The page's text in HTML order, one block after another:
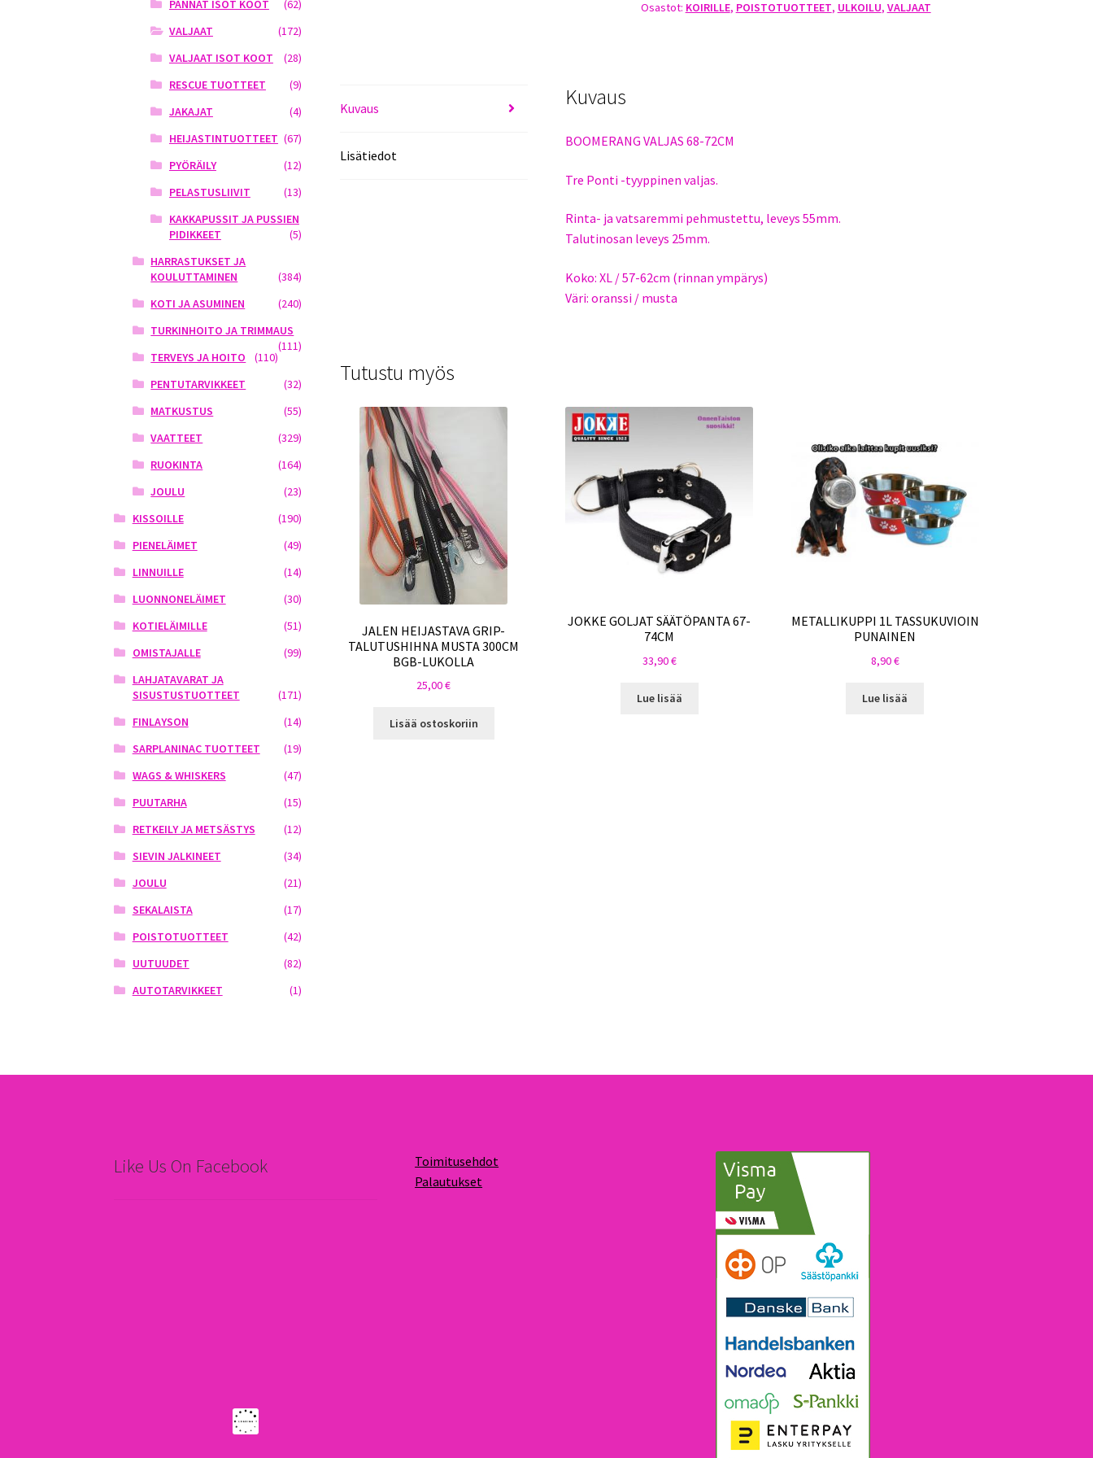
ORANSSI
Osastot: KOIRILLE, POISTOTUOTTEET, ULKOILU, VALJAAT
Kuvaus
Lisätiedot
Kuvaus
BOOMERANG VALJAS 68-72CM
Tre Ponti -tyyppinen valjas.
Rinta- ja vatsaremmi pehmustettu, leveys 55mm.
Talutinosan leveys 25mm.
Koko: XL / 57-62cm (rinnan ympärys)
Väri: oranssi / musta
Tutustu myös
JALEN HEIJASTAVA GRIP-
TALUTUSHIHNA MUSTA 300CM
BGB-LUKOLLA
25,00€
Lisää ostoskoriin
JOKKE GOLJAT SÄÄTÖPANTA 67-
74CM
33,90€
Lue lisää
METALLIKUPPI 1L TASSUKUVIOIN
PUNAINEN
8,90€
Lue lisää
PANNAT ISOT KOOT
(62)
VALJAAT
(172)
VALJAAT ISOT KOOT
(28)
RESCUE TUOTTEET
(9)
JAKAJAT
(4)
HEIJASTINTUOTTEET (67)
PYÖRÄILY
(12)
PELASTUSLIIVIT
(13)
KAKKAPUSSIT JA PUSSIEN
PIDIKKEET
(5)
HARRASTUKSET JA
KOULUTTAMINEN
(384)
KOTI JA ASUMINEN
(240)
TURKINHOITO JA TRIMMAUS
(111)
TERVEYS JA HOITO
(110)
PENTUTARVIKKEET
(32)
MATKUSTUS
(55)
VAATTEET
(329)
RUOKINTA
(164)
JOULU
(23)
KISSOILLE
(190)
PIENELÄIMET
(49)
LINNUILLE
(14)
LUONNONELÄIMET
(30)
KOTIELÄIMILLE
(51)
OMISTAJALLE
(99)
LAHJATAVARAT JA
SISUSTUSTUOTTEET
(171)
FINLAYSON
(14)
SARPLANINAC TUOTTEET
(19)
WAGS & WHISKERS
(47)
PUUTARHA
(15)
RETKEILY JA METSÄSTYS
(12)
SIEVIN JALKINEET
(34)
JOULU
(21)
SEKALAISTA
(17)
POISTOTUOTTEET
(42)
UUTUUDET
(82)
AUTOTARVIKKEET
(1)
Like Us On Facebook
Toimitusehdot
Palautukset